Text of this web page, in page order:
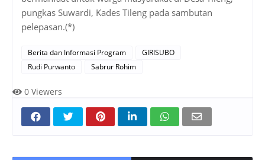
pungkas Suwardi, Kades Tileng pada sambutan
pelepasan.(*)
Berita dan Informasi Program
GIRISUBO
Rudi Purwanto
Sabrur Rohim
0 Viewers